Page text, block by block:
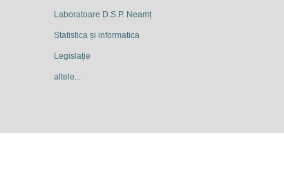
Laboratoare D.S.P. Neamț
Statistica și informatica
Legislație
altele...